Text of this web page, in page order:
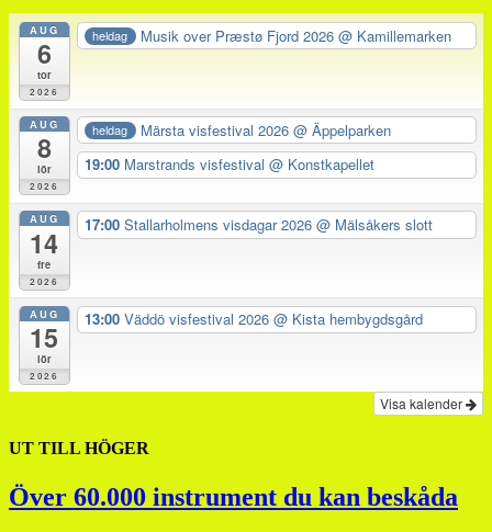
AUG
6
tor
2026
heldag Musik over Præstø Fjord 2026@ Kamillemarken
AUG
8
lör
2026
heldag Märsta visfestival 2026@ Äppelparken
19:00 Marstrands visfestival @ Konstkapellet
AUG
14
fre
2026
17:00 Stallarholmens visdagar 2026 @ Mälsåkers slott
AUG
15
lör
2026
13:00 Väddö visfestival 2026 @ Kista hembygdsgård
Visa kalender
UT TILL HÖGER
Över 60.000 instrument du kan beskåda